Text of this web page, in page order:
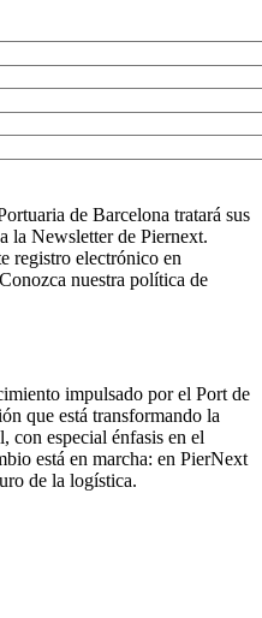
de Barcelona tratará sus
la Newsletter de Piernext.
registro electrónico en
nuestra política de
impulsado por el Port de
que está transformando la
con especial énfasis en el
está en marcha: en PierNext
de la logística.